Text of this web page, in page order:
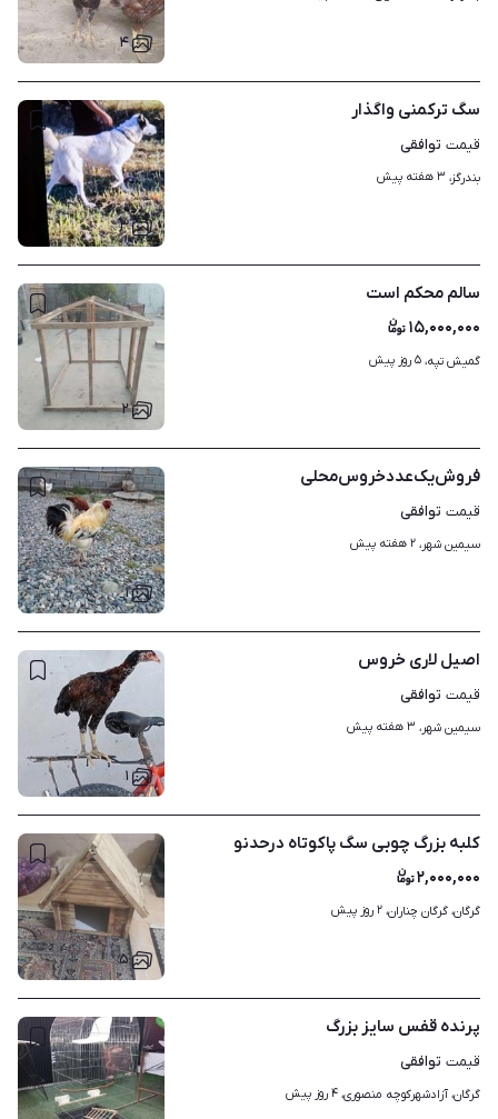
۴
۳
سگ ترکمنی واگذار
قیمت توافقی
بندرگز، ۳ هفته پیش
۲
سالم محکم است
۱۵,۰۰۰,۰۰۰
گمیش تپه، ۵ روز پیش
۱
فروش‌یک‌عدد‌خروس‌محلی
قیمت توافقی
سیمین شهر، ۲ هفته پیش
۱
اصیل لاری خروس
قیمت توافقی
سیمین شهر، ۳ هفته پیش
۵
کلبه بزرگ چوبی سگ پاکوتاه درحدنو
۲,۰۰۰,۰۰۰
گرگان، گرگان چناران، ۲ روز پیش
پرنده قفس سایز بزرگ
قیمت توافقی
گرگان، آزادشهرکوچه منصوری، ۴ روز پیش